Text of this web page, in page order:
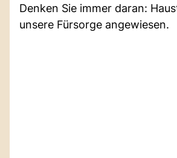
Denken Sie immer daran:
unsere Fürsorge angewiesen.